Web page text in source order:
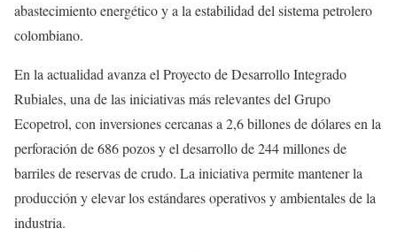
abastecimiento energético y a la estabilidad del sistema petrolero
colombiano.
En la actualidad avanza el Proyecto de Desarrollo Integrado
Rubiales, una de las iniciativas más relevantes del Grupo
Ecopetrol, con inversiones cercanas a 2,6 billones de dólares en la
perforación de 686 pozos y el desarrollo de 244 millones de
barriles de reservas de crudo. La iniciativa permite mantener la
producción y elevar los estándares operativos y ambientales de la
industria.